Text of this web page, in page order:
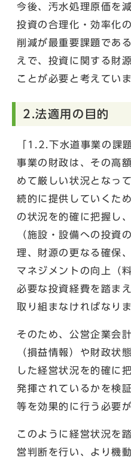
今後、汚水処理原価を
投資の合理化・効率化
削減が最重要課題であ
えで、投資に関する財
ことが必要と考えていま
2.法適用の目的
「1.2.下水道事業の課
事業の財政は、その高
めて厳しい状況となっ
続的に提供していくた
の状況を的確に把握し
（施設・設備への投資
理、財源の更なる確保
マネジメントの向上（
必要な投資経費を踏ま
取り組まなければなり
そのため、公営企業会
（損益情報）や財政状
した経営状況を的確に
発揮されているかを検
等を効果的に行う必要
このように経営状況を
営判断を行い、より機